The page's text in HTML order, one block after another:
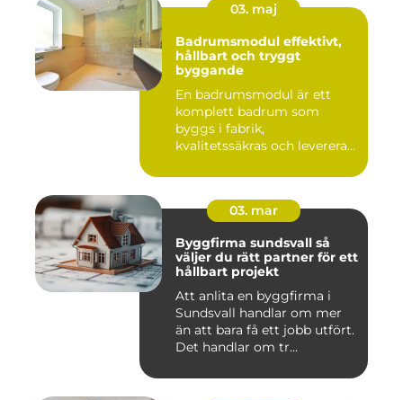
03. maj
Badrumsmodul effektivt,
hållbart och tryggt
byggande
En badrumsmodul är ett
komplett badrum som
byggs i fabrik,
kvalitetssäkras och levereras
03. mar
Byggfirma sundsvall så
väljer du rätt partner för ett
hållbart projekt
Att anlita en byggfirma i
Sundsvall handlar om mer
än att bara få ett jobb utfört.
Det handlar om tr...